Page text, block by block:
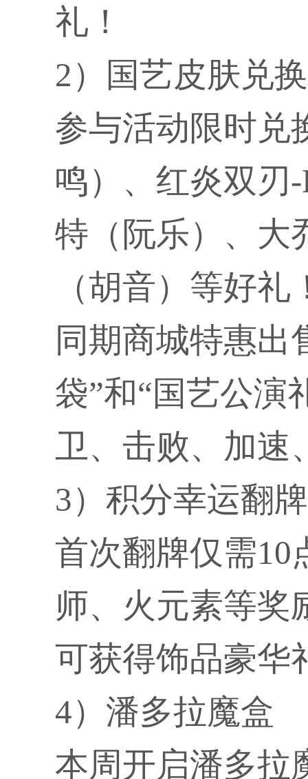
礼！
2）国艺皮肤兑
参与活动限时兑
鸣）、红炎双刃
特（阮乐）、大
（胡音）等好礼
同期商城特惠出
袋”和“国艺公演
卫、击败、加速
3）积分幸运翻
首次翻牌仅需10
师、火元素等奖
可获得饰品豪华
4）潘多拉魔盒
本周开启潘多拉